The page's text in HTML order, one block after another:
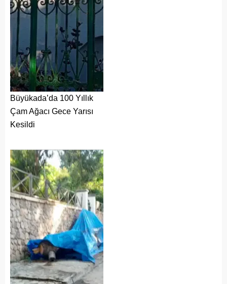
Büyükada’da 100 Yıllık
Çam Ağacı Gece Yarısı
Kesildi